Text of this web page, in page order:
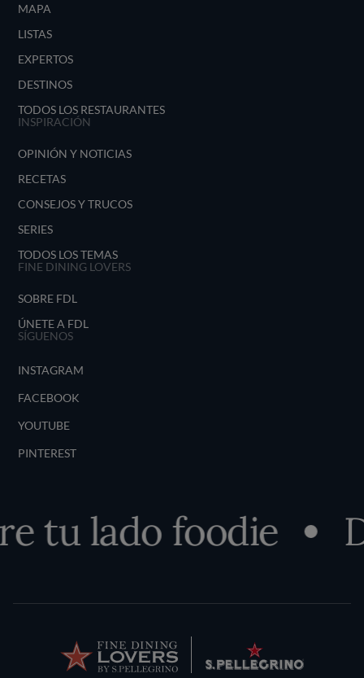
MAPA
LISTAS
EXPERTOS
DESTINOS
TODOS LOS RESTAURANTES
INSPIRACIÓN
OPINIÓN Y NOTICIAS
RECETAS
CONSEJOS Y TRUCOS
SERIES
TODOS LOS TEMAS
FINE DINING LOVERS
SOBRE FDL
ÚNETE A FDL
SÍGUENOS
INSTAGRAM
FACEBOOK
YOUTUBE
PINTEREST
tu lado foodie